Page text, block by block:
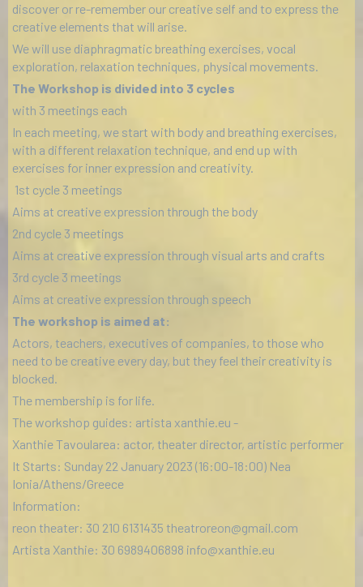
discover or re-remember our creative self and to express the
creative elements that will arise.
We will use diaphragmatic breathing exercises, vocal
exploration, relaxation techniques, physical movements.
The Workshop is divided into 3 cycles
with 3 meetings each
In each meeting, we start with body and breathing exercises,
with a different relaxation technique, and end up with
exercises for inner expression and creativity.
1st cycle 3 meetings
Aims at creative expression through the body
2nd cycle 3 meetings
Aims at creative expression through visual arts and crafts
3rd cycle 3 meetings
Aims at creative expression through speech
The workshop is aimed at:
Actors, teachers, executives of companies, to those who
need to be creative every day, but they feel their creativity is
blocked.
The membership is for life.
The workshop guides: artista xanthie.eu -
Xanthie Tavoularea: actor, theater director, artistic performer
It Starts: Sunday 22 January 2023 (16:00-18:00) Nea
Ionia/Athens/Greece
Information:
reon theater: 30 210 6131435 theatroreon@gmail.com
Artista Xanthie: 30 6989406898 info@xanthie.eu